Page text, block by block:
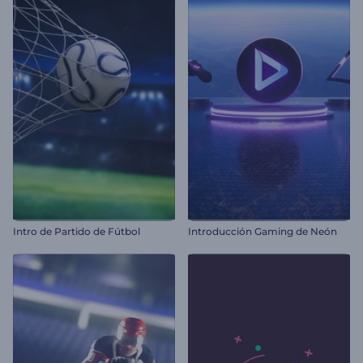
Intro de Partido de Fútbol Introducción Gaming de Neón